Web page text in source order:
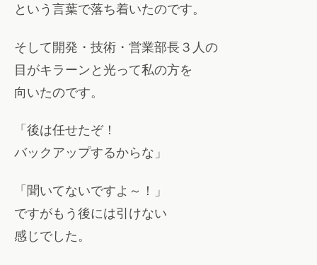
という言葉で落ち着いたのです。
そして開発・技術・営業部長３人の
目がキラーンと光って私の方を
向いたのです。
「後は任せたぞ！
バックアップするからな」
「聞いてないですよ～！」
ですがもう後には引けない
感じでした。